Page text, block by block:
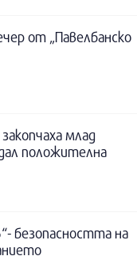
от „Павелбанско
млад
положителна
безопасността на